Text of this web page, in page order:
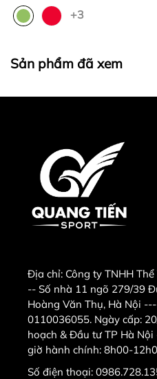
dùng luyện tập với
tăng sức mạnh cơ
Ấn tượng hơn, hệ
thể điều chỉnh dễ
nào để lựa chọn
nhu cầu của mình.
Chi tiết máy chèo
trợ nhiều bài tập
động tác trượt
HSR007 có nhiều
cho việc luyện tập
không bị nhàm
+3
Sản phẩm đã xem
Địa chỉ: Công ty TNHH
-- Số nhà 11 ngõ 279/39
Hoàng Văn Thụ, Hà Nội
0110036055. Ngày cấp:
hoạch & Đầu tư TP Hà
giờ hành chính: 8h00-
Số điện thoại: